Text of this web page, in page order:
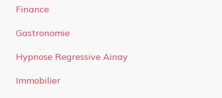
Finance
Gastronomie
Hypnose Regressive Ainay
Immobilier